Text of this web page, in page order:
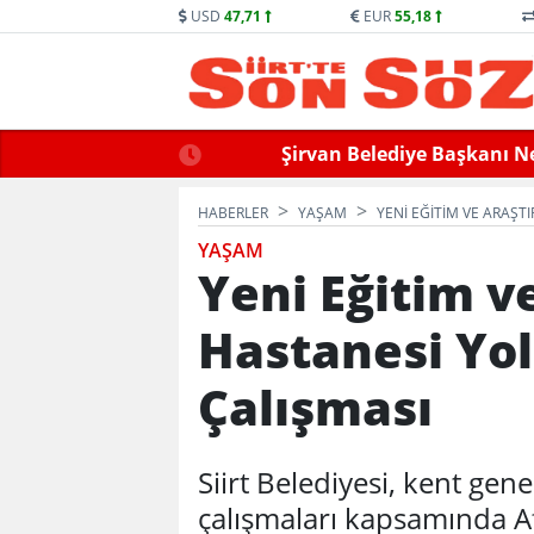
USD 47,71 EUR55,18
Hayatını Kaybetti Siirt’te Baraj Sularının
HABERLER YAŞAM YENI EĞITIM VE
YAŞAM
Yeni Eğitim
Hastanesi
Çalışması
Siirt Belediyesi, kent
çalışmaları